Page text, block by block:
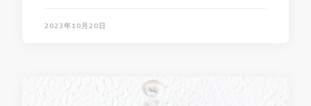
2023年10月20日